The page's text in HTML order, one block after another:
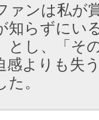
ァンは私が
知らずにい
とし、「そ
感よりも失
。